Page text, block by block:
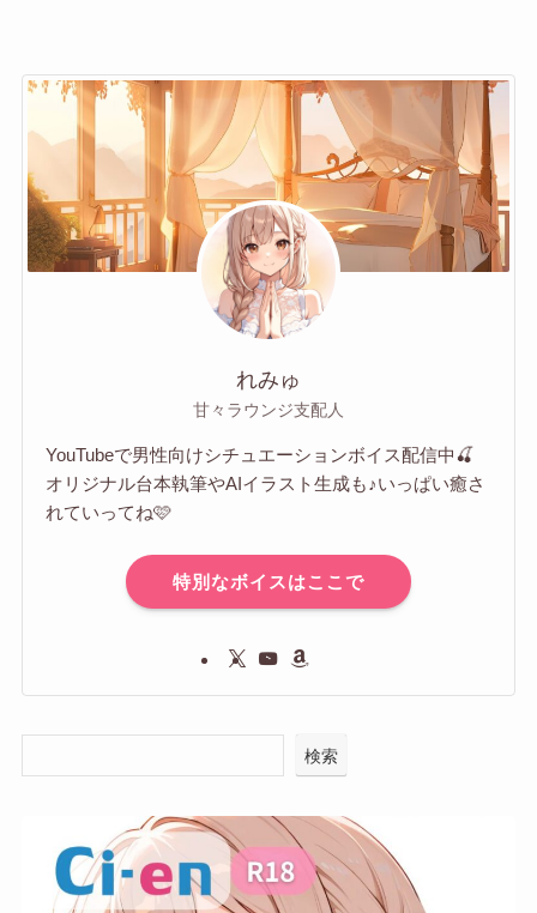
れみゅ
甘々ラウンジ支配人
YouTubeで男性向けシチュエーションボイス配信中🍒
オリジナル台本執筆やAIイラスト生成も♪いっぱい癒さ
れていってね🩷
特別なボイスはここで
検索